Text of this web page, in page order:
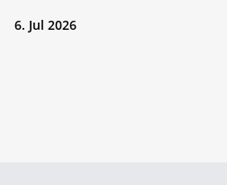
6. Jul 2026